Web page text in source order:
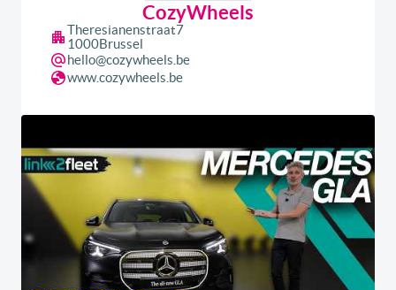
CozyWheels
Theresianenstraat7
1000Brussel
hello@cozywheels.be
www.cozywheels.be